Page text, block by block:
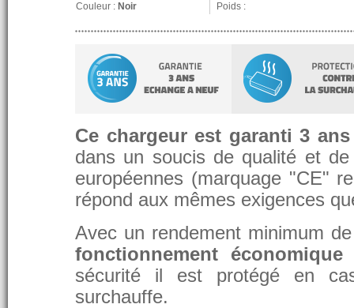
Couleur : Noir Poids :
Ce chargeur est garanti 3 ans
dans un soucis de qualité et
européennes (marquage "CE"
répond aux mêmes exigences
Avec un rendement minimum
fonctionnement
sécurité il est protégé en
surchauffe.